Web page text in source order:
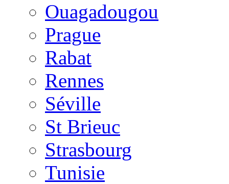
Ouagadougou
Prague
Rabat
Rennes
Séville
St Brieuc
Strasbourg
Tunisie